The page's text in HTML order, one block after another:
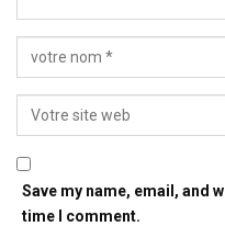
Save my name, email, and
time I comment.